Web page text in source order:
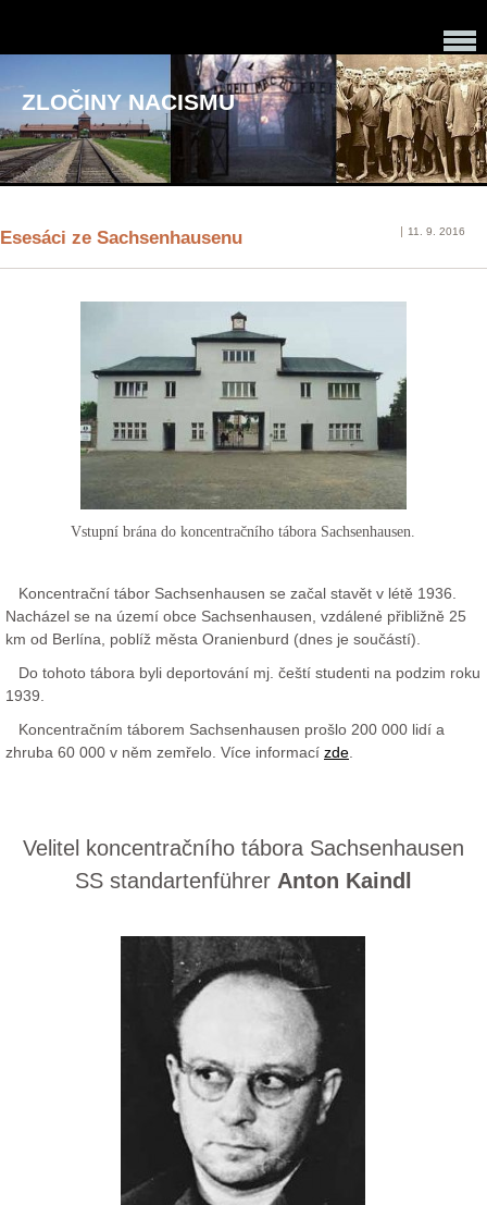
ZLOČINY NACISMU
Esesáci ze Sachsenhausenu 11. 9. 2016
Vstupní brána do koncentračního tábora Sachsenhausen.
Koncentrační tábor Sachsenhausen se začal stavět v létě 1936.
Nacházel se na území obce Sachsenhausen, vzdálené přibližně 25
km od Berlína, poblíž města Oranienburd (dnes je součástí).
Do tohoto tábora byli deportování mj. čeští studenti na podzim roku
1939.
Koncentračním táborem Sachsenhausen prošlo 200 000 lidí a
zhruba 60 000 v něm zemřelo. Více informací zde
Velitel koncentračního tábora Sachsenhausen
SS standartenführer Anton Kaindl